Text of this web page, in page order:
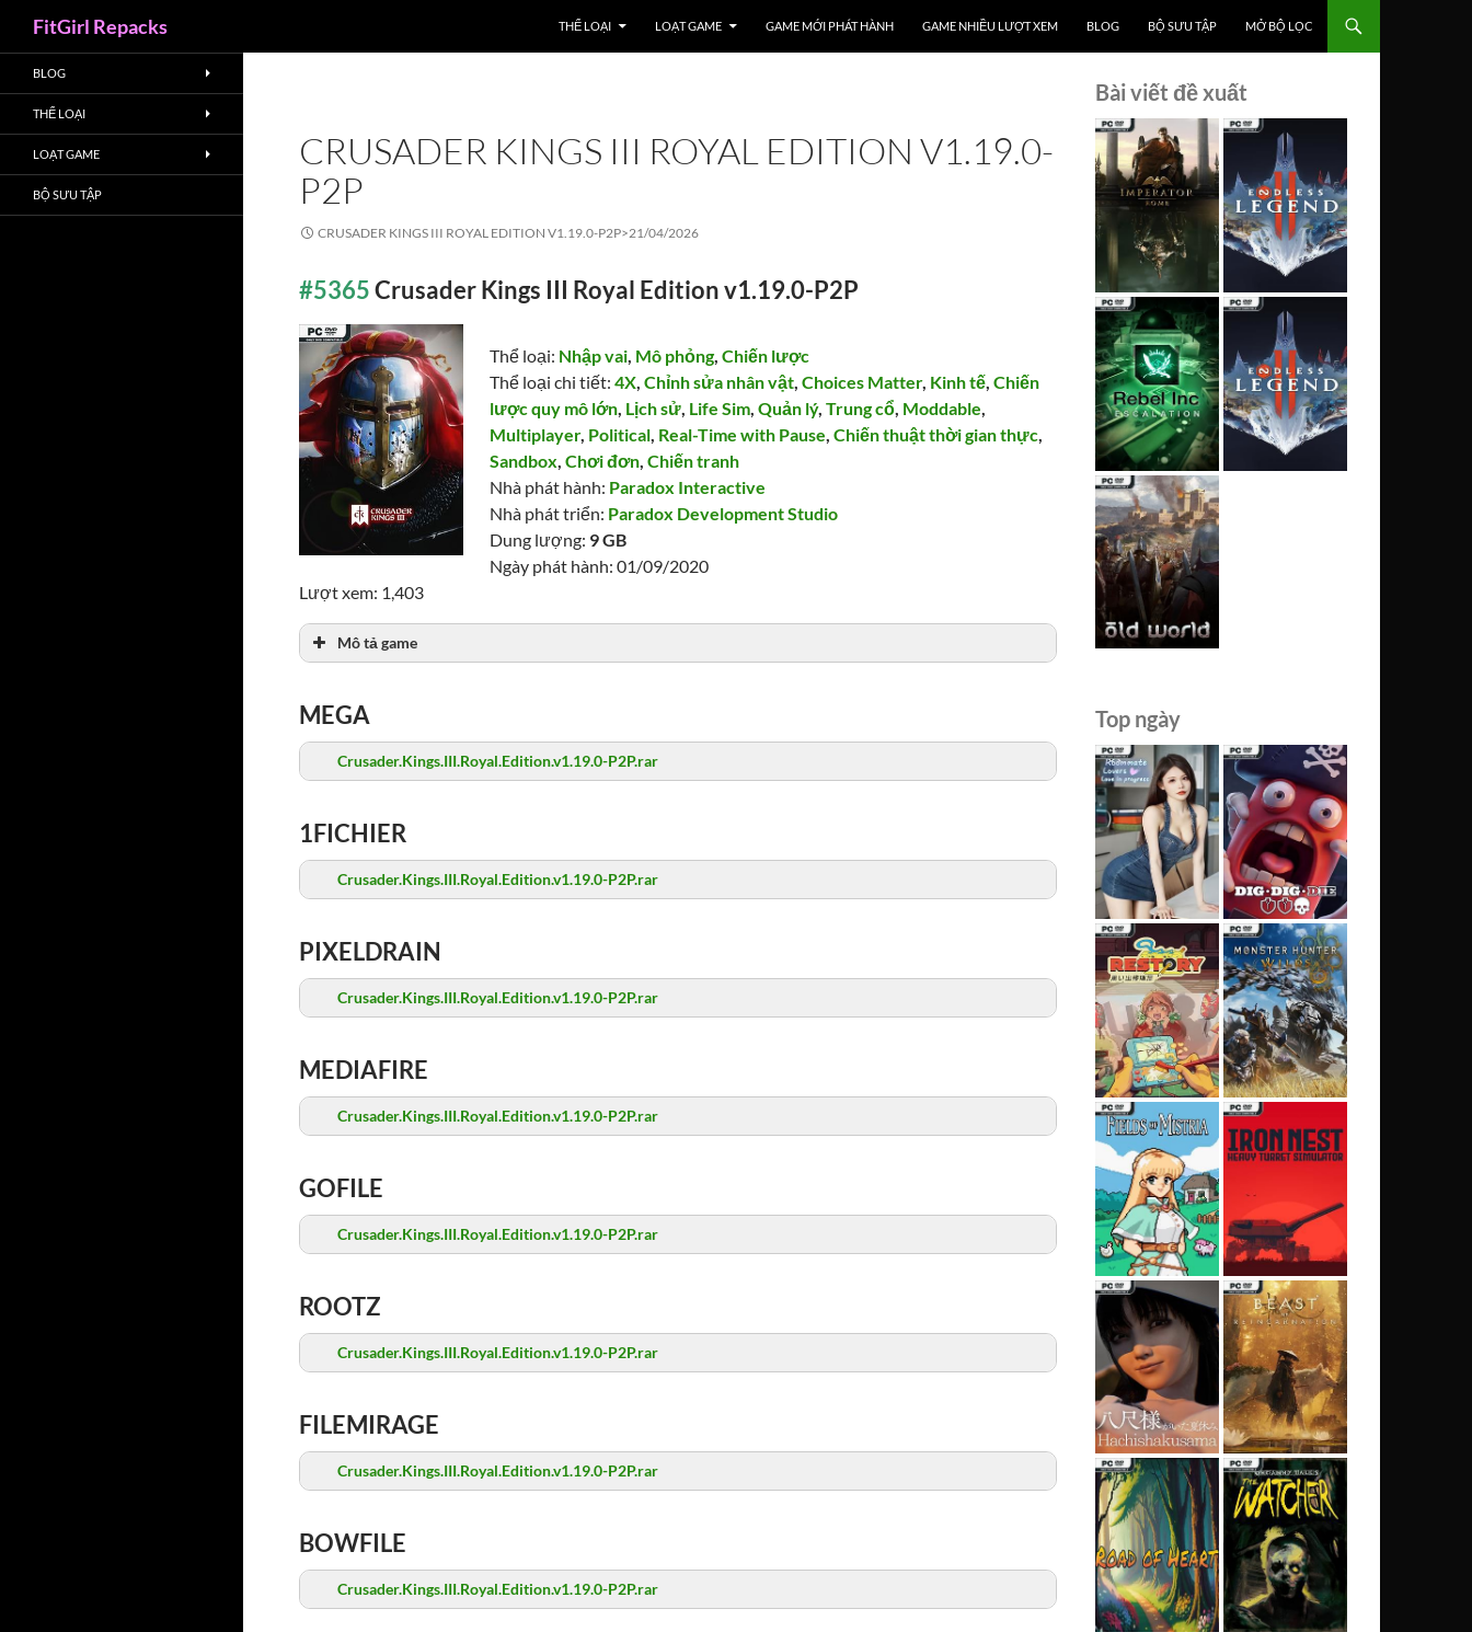
FitGirl Repacks THỂ LOẠI LOẠT GAME GAME MỚI PHÁT HÀNH GAME NHIỀU LƯỢT XEM BLOG BỘ SƯU TẬP MỞ BỘ LỌC
CRUSADER KINGS III ROYAL EDITION V1.19.0-
P2P
CRUSADER KINGS III ROYAL EDITION V1.19.0-P2P>21/04/2026
#5365Crusader Kings III Royal Edition v1.19.0-P2P
Thể loại: Nhập vai, Mô phỏng,Chiến lược
Thể loại chi tiết:4X,Chỉnh sửa nhân vật,Choices Matter, Kinh tế,Chiến
lược quy mô lớn, Lịch sử, Life Sim,Quản lý,Trung cổ, Moddable,
Multiplayer, Political, Real-Time with Pause,Chiến thuật thời gian thực,
Sandbox,Chơi đơn,Chiến tranh
Nhà phát hành: Paradox Interactive
Nhà phát triển: Paradox Development Studio
Dung lượng: 9 GB
Ngày phát hành: 01/09/2020
Lượt xem: 1,403
Mô tả game
MEGA
Crusader.Kings.III.Royal.Edition.v1.19.0-P2P.rar
1FICHIER
Crusader.Kings.III.Royal.Edition.v1.19.0-P2P.rar
PIXELDRAIN
Crusader.Kings.III.Royal.Edition.v1.19.0-P2P.rar
MEDIAFIRE
Crusader.Kings.III.Royal.Edition.v1.19.0-P2P.rar
GOFILE
Crusader.Kings.III.Royal.Edition.v1.19.0-P2P.rar
ROOTZ
Crusader.Kings.III.Royal.Edition.v1.19.0-P2P.rar
FILEMIRAGE
Crusader.Kings.III.Royal.Edition.v1.19.0-P2P.rar
BOWFILE
Crusader.Kings.III.Royal.Edition.v1.19.0-P2P.rar
Bài viết đề xuất
Top ngày
BLOG
THỂ LOẠI
LOẠT GAME
BỘ SƯU TẬP